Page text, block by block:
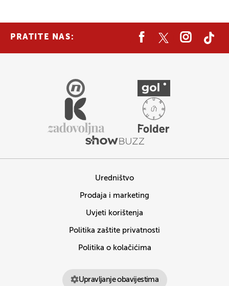
PRATITE NAS:
Uredništvo
Prodaja i marketing
Uvjeti korištenja
Politika zaštite privatnosti
Politika o kolačićima
Upravljanje obavijestima